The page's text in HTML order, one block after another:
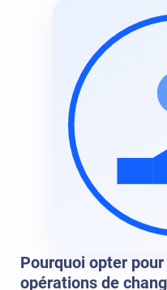
Pourquoi opter
opérations de